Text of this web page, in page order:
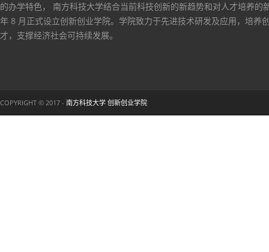
的办学特色， 南方科技大学结合当前科技创新的新趋势和对人才培养的
年 8 月正式设立创新创业学院。学院致力于先进技术研发及应用，培养
才，支撑经济社会可持续发展。
COPYRIGHT © 2017 - 南方科技大学 创新创业学院